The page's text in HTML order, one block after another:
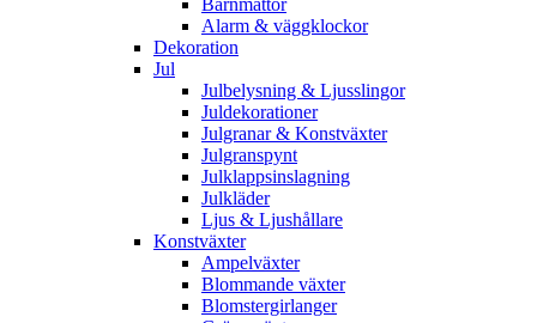
Barnmattor
Alarm & väggklockor
Dekoration
Jul
Julbelysning & Ljusslingor
Juldekorationer
Julgranar & Konstväxter
Julgranspynt
Julklappsinslagning
Julkläder
Ljus & Ljushållare
Konstväxter
Ampelväxter
Blommande växter
Blomstergirlanger